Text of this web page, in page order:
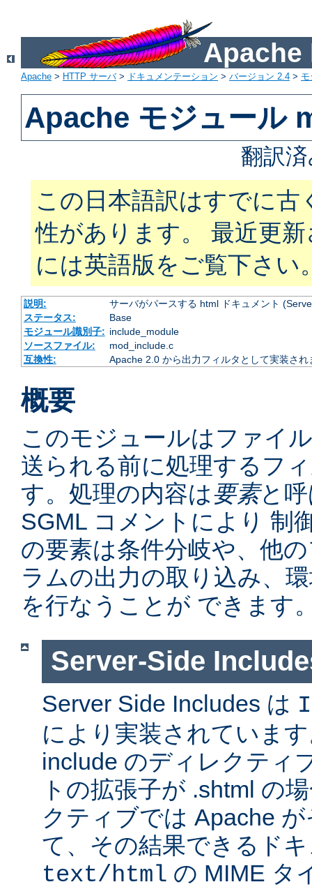
Apache
Apache > HTTP サーバ> ドキュメンテーション > バージョン 2.4 >
Apache モジュール
翻訳
この日本語訳はすでに古
性があります。 最近更
には英語版をご覧下さい
説明:
サーバがパースする html ドキュメント
ステータス:
Base
モジュール識別子: include_module
ソースファイル:
mod_include.c
互換性:
Apache 2.0 から出力フィルタとして実装され
概要
このモジュールはファイ
送られる前に処理するフ
す。処理の内容は要素と
SGML コメントにより 制
の要素は条件分岐や、他
ラムの出力の取り込み、
を行なうことが できます
Server-Side
Server Side Includes は
により実装されていま
include のディレクティ
トの拡張子が .shtml の
クティブでは Apache
て、その結果できるド
text/html の MIME タ